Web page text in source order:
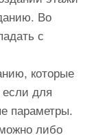
Во
с
которые
если для
параметры.
либо